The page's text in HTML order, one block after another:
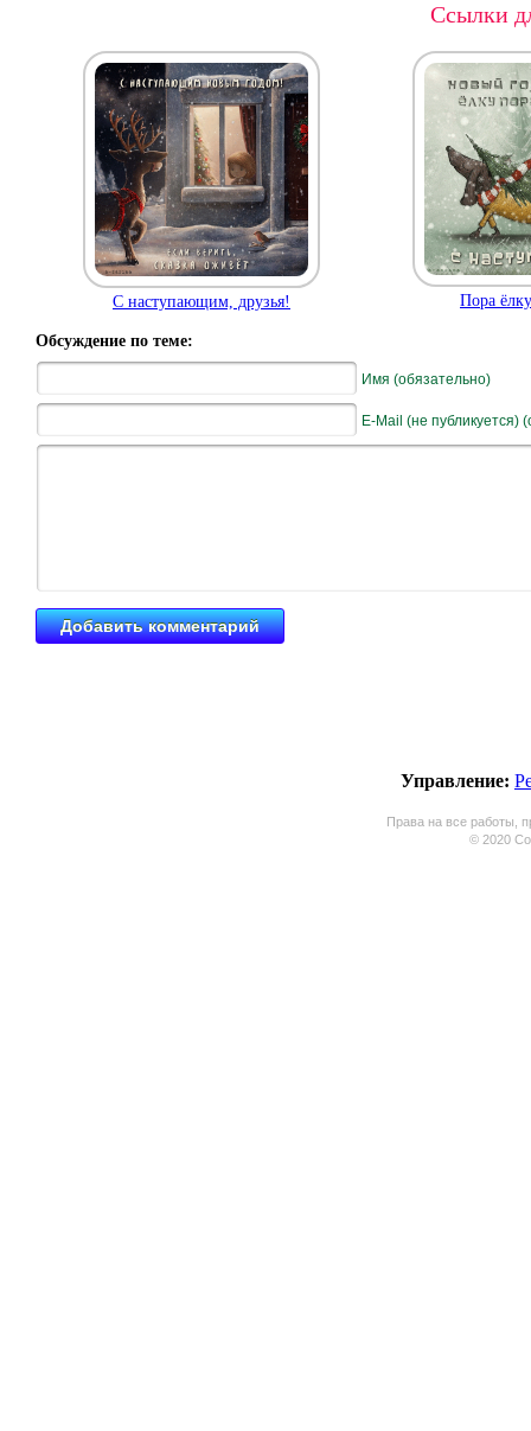
Ссылки
С наступающим, друзья! Пора
Обсуждение по теме:
Имя (обязательно)
E-Mail (не публикуется)
Управление:
Права на все работы,
© 2020